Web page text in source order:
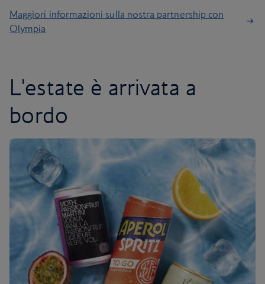
Maggiori informazioni sulla nostra partnership con
Olympia
L'estate è arrivata a
bordo